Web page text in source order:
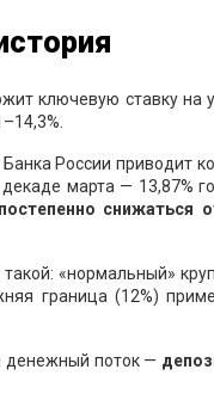
ключевую ставку на
России приводит
марта — 13,87%
снижаться
«нормальный»
граница (12%)
денежный поток —